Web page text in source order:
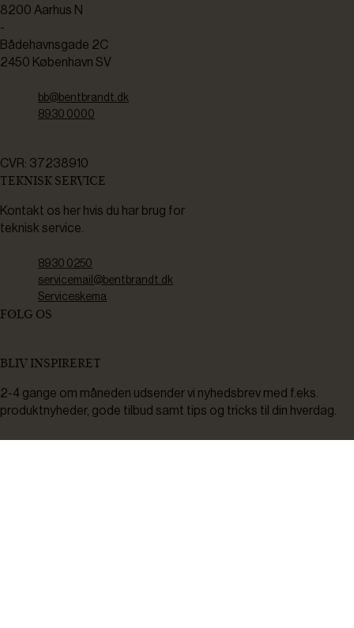
8200 Aarhus N
-
Bådehavnsgade 2C
2450 København SV
bb@bentbrandt.dk
8930 0000
CVR: 37238910
TEKNISK SERVICE
Kontakt os her hvis du har brug for
teknisk service.
8930 0250
servicemail@bentbrandt.dk
Serviceskema
FØLG OS
BLIV INSPIRERET
2-4 gange om måneden udsender vi nyhedsbrev med f.eks.
produktnyheder, gode tilbud samt tips og tricks til din hverdag.